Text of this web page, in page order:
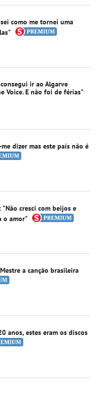
como me tornei uma
ir ao Algarve
Voice. E não foi de férias"
dizer mas este país não é
cresci com beijos e
o amor"
a canção brasileira
anos, estes eram os discos